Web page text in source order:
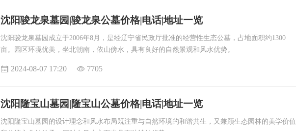
沈阳骏龙泉墓园|骏龙泉公墓价格|电话|地址一览
沈阳骏龙泉墓园成立于2006年8月，是经辽宁省民政厅批准的经营性生态公墓，占地面积约1300
亩。园区环境优美，坐北朝南，依山傍水，具有良好的自然景观和风水优势。
2024-08-07 17:20 7705
沈阳隆宝山墓园|隆宝山公墓价格|电话|地址一览
沈阳隆宝山墓园的设计理念和风水布局既注重与自然环境的和谐共生，又兼顾生态园林的美学价值